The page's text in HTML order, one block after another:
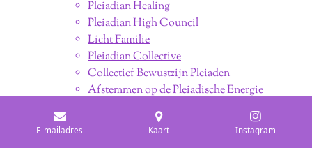
Pleiadian Healing
Pleiadian High Council
Licht Familie
Pleiadian Collective
Collectief Bewustzijn Pleiaden
Afstemmen op de Pleiadische Energie
KaRa - De Sprong
Spiritueel Evolueren
E-mailadres Kaart Instagram